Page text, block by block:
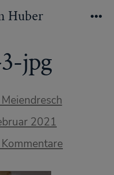
Huber
jpg
2021
Bild+3-